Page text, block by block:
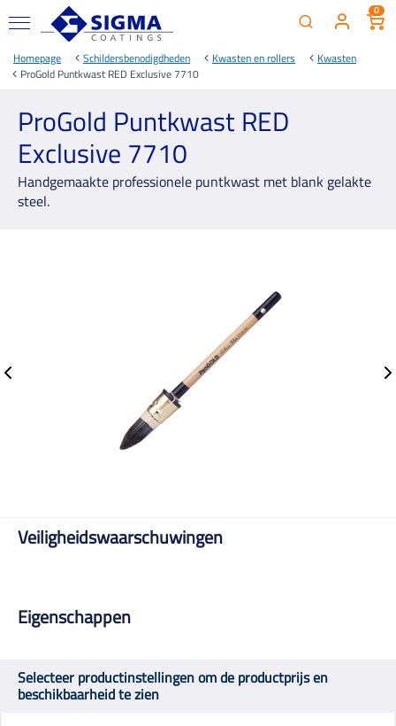
0
Homepage Schildersbenodigdheden Kwasten en rollers
Kwasten
ProGold Puntkwast RED Exclusive 7710
ProGold Puntkwast RED
Exclusive 7710
Handgemaakte professionele puntkwast met blank gelakte
steel.
Veiligheidswaarschuwingen
Eigenschappen
Selecteer productinstellingen om de productprijs en
beschikbaarheid te zien